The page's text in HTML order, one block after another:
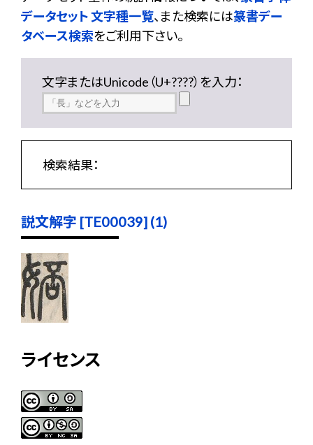
データセット 文字種一覧、また検索には篆書デー
タベース検索をご利用下さい。
文字またはUnicode（U+????）を入力：
検索結果：
説文解字 [TE00039] (1)
ライセンス